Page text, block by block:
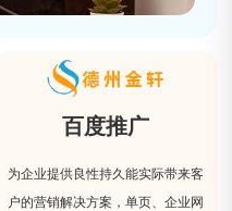
百度推广
为企业提供良性持久能实际带来客
户的营销解决方案，单页、企业网